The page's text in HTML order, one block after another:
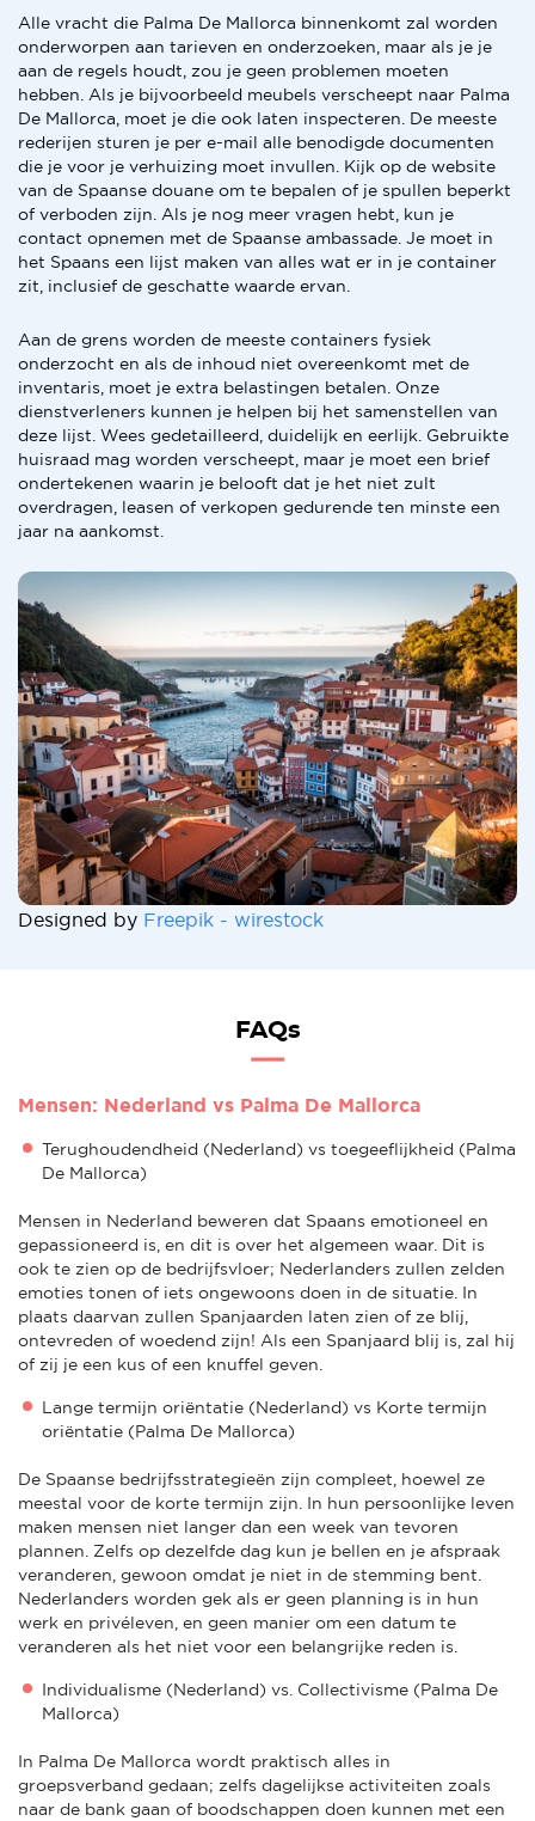
Alle vracht die Palma De Mallorca binnenkomt zal worden
onderworpen aan tarieven en onderzoeken, maar als je je
aan de regels houdt, zou je geen problemen moeten
hebben. Als je bijvoorbeeld meubels verscheept naar Palma
De Mallorca, moet je die ook laten inspecteren. De meeste
rederijen sturen je per e-mail alle benodigde documenten
die je voor je verhuizing moet invullen. Kijk op de website
van de Spaanse douane om te bepalen of je spullen beperkt
of verboden zijn. Als je nog meer vragen hebt, kun je
contact opnemen met de Spaanse ambassade. Je moet in
het Spaans een lijst maken van alles wat er in je container
zit, inclusief de geschatte waarde ervan.
Aan de grens worden de meeste containers fysiek
onderzocht en als de inhoud niet overeenkomt met de
inventaris, moet je extra belastingen betalen. Onze
dienstverleners kunnen je helpen bij het samenstellen van
deze lijst. Wees gedetailleerd, duidelijk en eerlijk. Gebruikte
huisraad mag worden verscheept, maar je moet een brief
ondertekenen waarin je belooft dat je het niet zult
overdragen, leasen of verkopen gedurende ten minste een
jaar na aankomst.
Designed by Freepik - wirestock
FAQs
Mensen: Nederland vs Palma De Mallorca
Terughoudendheid (Nederland) vs toegeeflijkheid (Palma
De Mallorca)
Mensen in Nederland beweren dat Spaans emotioneel en
gepassioneerd is, en dit is over het algemeen waar. Dit is
ook te zien op de bedrijfsvloer; Nederlanders zullen zelden
emoties tonen of iets ongewoons doen in de situatie. In
plaats daarvan zullen Spanjaarden laten zien of ze blij,
ontevreden of woedend zijn! Als een Spanjaard blij is, zal hij
of zij je een kus of een knuffel geven.
Lange termijn oriëntatie (Nederland) vs Korte termijn
oriëntatie (Palma De Mallorca)
De Spaanse bedrijfsstrategieën zijn compleet, hoewel ze
meestal voor de korte termijn zijn. In hun persoonlijke leven
maken mensen niet langer dan een week van tevoren
plannen. Zelfs op dezelfde dag kun je bellen en je afspraak
veranderen, gewoon omdat je niet in de stemming bent.
Nederlanders worden gek als er geen planning is in hun
werk en privéleven, en geen manier om een datum te
veranderen als het niet voor een belangrijke reden is.
Individualisme (Nederland) vs. Collectivisme (Palma De
Mallorca)
In Palma De Mallorca wordt praktisch alles in
groepsverband gedaan; zelfs dagelijkse activiteiten zoals
naar de bank gaan of boodschappen doen kunnen met een